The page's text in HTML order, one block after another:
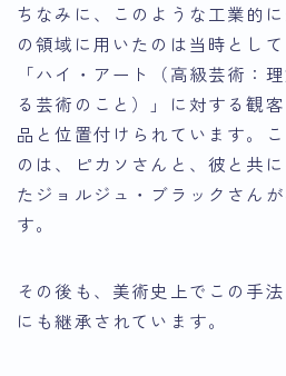
ちなみに、このような工業的
の領域に用いたのは当時とし
「ハイ・アート（高級芸術：
る芸術のこと）」に対する観
品と位置付けられています。
のは、ピカソさんと、彼と共
たジョルジュ・ブラックさん
す。
その後も、美術史上でこの手
にも継承されています。